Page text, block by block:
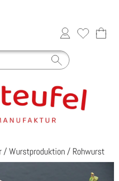
/Wurstproduktion / Rohwurst